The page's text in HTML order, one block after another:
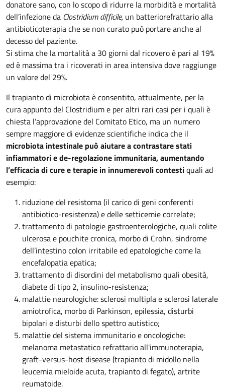
donatore sano, con lo scopo di ridurre la morbidità e mortalità
dell’infezione da Clostridium difficile, un batteriorefrattario alla
antibioticoterapia che se non curato può portare anche al
decesso del paziente.
Si stima che la mortalità a 30 giorni dal ricovero è pari al 19%
ed è massima tra i ricoverati in area intensiva dove raggiunge
un valore del 29%.
Il trapianto di microbiota è consentito, attualmente, per la
cura appunto del Clostridium e per altri rari casi per i quali è
chiesta l’approvazione del Comitato Etico, ma un numero
sempre maggiore di evidenze scientifiche indica che il
microbiota intestinale può aiutare a contrastare stati
infiammatori e de-regolazione immunitaria, aumentando
l’efficacia di cure e terapie in innumerevoli contestiquali ad
esempio:
riduzione del resistoma (il carico di geni conferenti
antibiotico-resistenza) e delle setticemie correlate;
trattamento di patologie gastroenterologiche, quali colite
ulcerosa e pouchite cronica, morbo di Crohn, sindrome
dell’intestino colon irritabile ed epatologiche come la
encefalopatia epatica;
trattamento di disordini del metabolismo quali obesità,
diabete di tipo 2, insulino-resistenza;
malattie neurologiche: sclerosi multipla e sclerosi laterale
amiotrofica, morbo di Parkinson, epilessia, disturbi
bipolari e disturbi dello spettro autistico;
malattie del sistema immunitario e oncologiche:
melanoma metastatico refrattario all'immunoterapia,
graft-versus-host disease (trapianto di midollo nella
leucemia mieloide acuta, trapianto di fegato), artrite
reumatoide.